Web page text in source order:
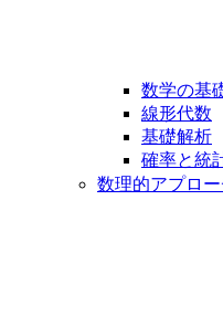
数学の基
線形代数
基礎解析
確率と統
数理的アプロ